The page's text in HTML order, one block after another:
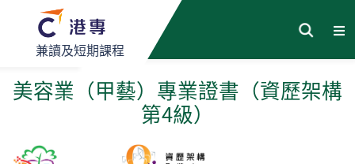
兼讀及短期課程
美容業（甲藝）專業證書（資歷架構
第4級）